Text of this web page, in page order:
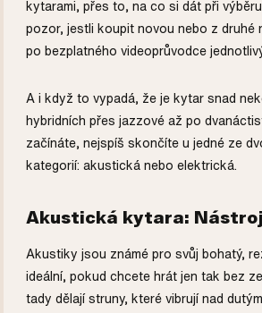
kytarami, přes to, na co si dát při
pozor, jestli koupit novou nebo z druhé
po bezplatného videoprůvodce
A i když to vypadá, že je kytar snad
hybridních přes jazzové až po
začínáte, nejspíš skončíte u jedné ze
kategorií: akustická nebo elektrická.
Akustická kytara:
Akustiky jsou známé pro svůj bohatý,
ideální, pokud chcete hrát jen tak bez
tady dělají struny, které vibrují nad